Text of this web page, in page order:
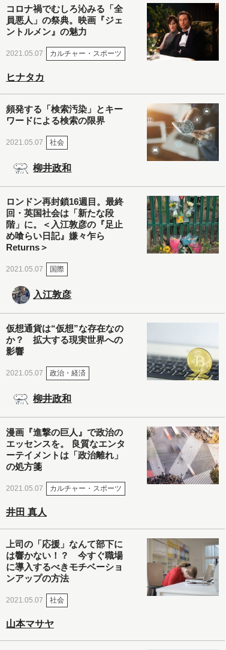
コロナ禍でむしろ沁みる「全
員悪人」の祭典。映画『ジェ
ントルメン』の魅力
2021.05.07 カルチャー・スポーツ
ヒナタカ
頻発する「検索汚染」とキー
ワードによる検索の限界
2021.05.07 社会
柳井政和
ロンドン再封鎖16週目。最終
回・英国社会は「新たな段
階」に。＜入江敦彦の『足止
め喰らい日記』嫌々乍ら
Returns＞
2021.05.07 国際
入江敦彦
仮想通貨は“仮想”な存在なの
か？ 拡大する現実世界への
影響
2021.05.07 政治・経済
柳井政和
漫画『進撃の巨人』で政治の
エッセンスを。 良質なエンタ
ーテイメントは「政治離れ」
の処方箋
2021.05.07 カルチャー・スポーツ
井田 真人
上司の「応援」なんて部下に
は響かない！？ 今すぐ職場
に導入するべきモチベーショ
ンアップの方法
2021.05.07 社会
山本マサヤ